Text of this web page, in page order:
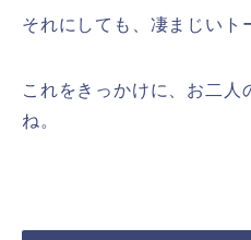
それにしても、凄まじいト
これをきっかけに、お二人
ね。